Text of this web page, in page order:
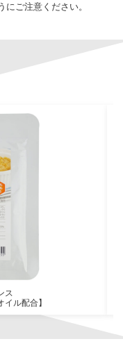
ご注意ください。
ス
ル配合】